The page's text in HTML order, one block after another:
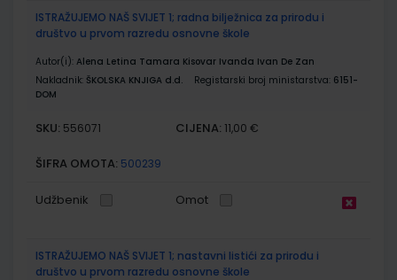
ISTRAŽUJEMO NAŠ SVIJET 1; radna bilježnica za prirodu i
društvo u prvom razredu osnovne škole
Autor(i): Alena Letina Tamara Kisovar Ivanda Ivan De Zan
Nakladnik: ŠKOLSKA KNJIGA d.d. Registarski broj ministarstva: 6151-
DOM
SKU: 556071 CIJENA: 11,00 €
ŠIFRA OMOTA: 500239
Udžbenik Omot
ISTRAŽUJEMO NAŠ SVIJET 1; nastavni listići za prirodu i
društvo u prvom razredu osnovne škole